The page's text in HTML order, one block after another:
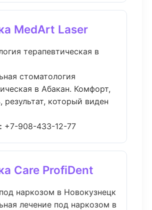
MedArt Laser
терапевтическая в
стоматология
в Абакан. Комфорт,
результат, который виден
+7-908-433-12-77
Care ProfiDent
наркозом в Новокузнецк
лечение под наркозом в